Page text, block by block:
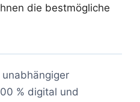
die bestmögliche
unabhängiger
% digital und